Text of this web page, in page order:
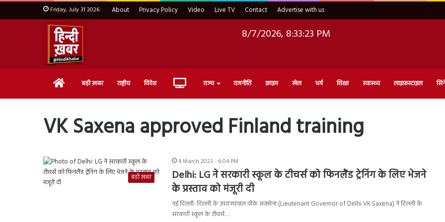
Friday, July 31 2026 About Privacy Policy Video Live TV Contact Advertise with us
8/7/2026, 8:33:24 PM
Home बड़ी ख़बर राष्ट्रीय विदेश Live राज्य राजनीति क्राइम खेल धर्म शिक्षा स्वास्थ्य लाइफ़स्टाइल
VK Saxena approved Finland training
बड़ी ख़बर
4 March 2023 - 6:04 PM
Delhi: LG ने सरकारी स्कूल के टीचर्स को फिनलैंड ट्रेनिंग के लिए भेजने
के प्रस्ताव को मंजूरी दी
नई दिल्‍ली: दिल्ली के उपराज्यपाल वीके सक्‍सेना (Lieutenant Governor of Delhi VK Saxena) ने दिल्ली के
सरकारी स्कूल के टीचर्स…